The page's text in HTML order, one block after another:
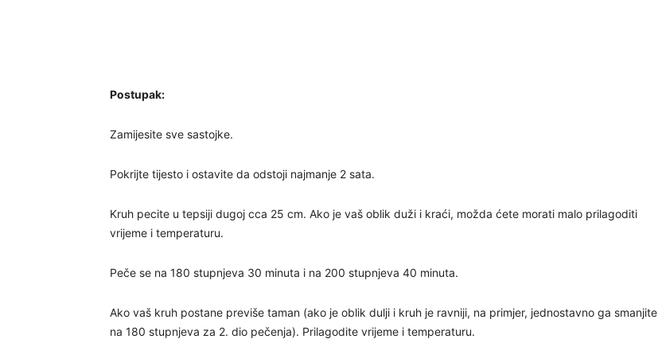
Postupak:
Zamijesite sve sastojke.
Pokrijte tijesto i ostavite da odstoji najmanje 2 sata.
Kruh pecite u tepsiji dugoj cca 25 cm. Ako je vaš oblik duži i kraći, možda ćete morati malo prilagoditi
vrijeme i temperaturu.
Peče se na 180 stupnjeva 30 minuta i na 200 stupnjeva 40 minuta.
Ako vaš kruh postane previše taman (ako je oblik dulji i kruh je ravniji, na primjer, jednostavno ga smanjite
na 180 stupnjeva za 2. dio pečenja). Prilagodite vrijeme i temperaturu.